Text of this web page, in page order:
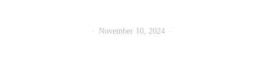
November 10, 2024